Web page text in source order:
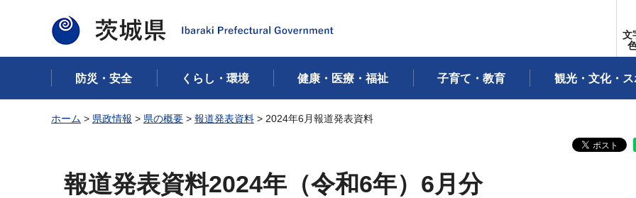
茨城県
文
防災・安全 くらし・環境 健康・医療・福祉 子育て・教育 観光・文化・
ホーム > 県政情報 > 県の概要 > 報道発表資料 > 2024年6月報道発表資料
報道発表資料2024年（令和6年）6月分